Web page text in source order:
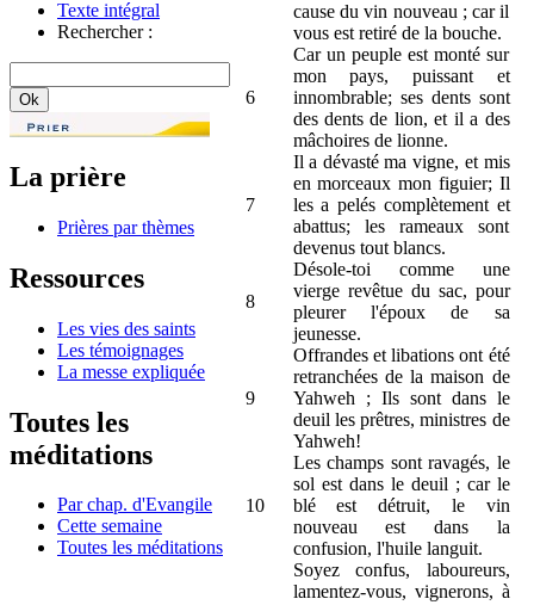
Texte intégral
Rechercher :
La prière
Prières par thèmes
Ressources
Les vies des saints
Les témoignages
La messe expliquée
Toutes les
méditations
Par chap. d'Evangile
Cette semaine
Toutes les méditations
cause du vin nouveau ; car il
vous est retiré de la bouche.
6
Car un peuple est monté sur
mon pays, puissant et
innombrable; ses dents sont
des dents de lion, et il a des
mâchoires de lionne.
7
Il a dévasté ma vigne, et mis
en morceaux mon figuier; Il
les a pelés complètement et
abattus; les rameaux sont
devenus tout blancs.
8
Désole-toi comme une
vierge revêtue du sac, pour
pleurer l'époux de sa
jeunesse.
9
Offrandes et libations ont été
retranchées de la maison de
Yahweh ; Ils sont dans le
deuil les prêtres, ministres de
Yahweh!
10
Les champs sont ravagés, le
sol est dans le deuil ; car le
blé est détruit, le vin
nouveau est dans la
confusion, l'huile languit.
Soyez confus, laboureurs,
lamentez-vous, vignerons, à